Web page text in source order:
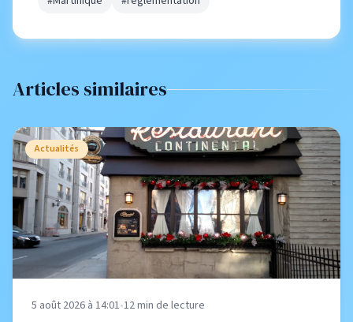
Articles similaires
Actualités
5 août 2026 à 14:01•12min de lecture